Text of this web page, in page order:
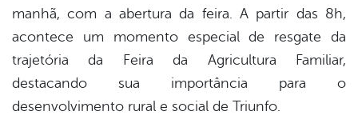
manhã, com a abertura da feira. A partir das 8h,
acontece um momento especial de resgate da
trajetória da Feira da Agricultura Familiar,
destacando sua importância para o
desenvolvimento rural e social de Triunfo.